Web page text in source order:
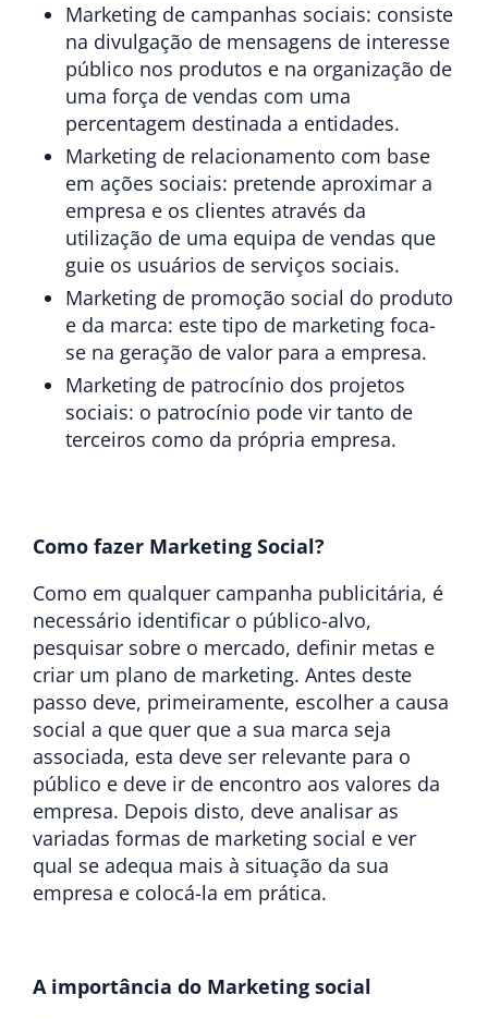
Marketing de campanhas sociais: consiste
na divulgação de mensagens de interesse
público nos produtos e na organização de
uma força de vendas com uma
percentagem destinada a entidades.
Marketing de relacionamento com base
em ações sociais: pretende aproximar a
empresa e os clientes através da
utilização de uma equipa de vendas que
guie os usuários de serviços sociais.
Marketing de promoção social do produto
e da marca: este tipo de marketing foca-
se na geração de valor para a empresa.
Marketing de patrocínio dos projetos
sociais: o patrocínio pode vir tanto de
terceiros como da própria empresa.
Como fazer Marketing Social?
Como em qualquer campanha publicitária, é
necessário identificar o público-alvo,
pesquisar sobre o mercado, definir metas e
criar um plano de marketing. Antes deste
passo deve, primeiramente, escolher a causa
social a que quer que a sua marca seja
associada, esta deve ser relevante para o
público e deve ir de encontro aos valores da
empresa. Depois disto, deve analisar as
variadas formas de marketing social e ver
qual se adequa mais à situação da sua
empresa e colocá-la em prática.
A importância do Marketing social